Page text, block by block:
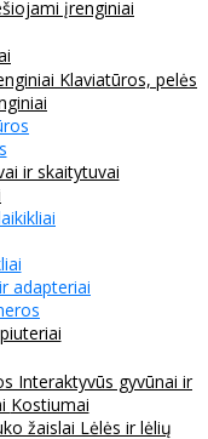
įrenginiai
Klaviatūros, pelės
ir skaitytuvai
adapteriai
Interaktyvūs gyvūnai ir
Kostiumai
žaislai Lėlės ir lėlių